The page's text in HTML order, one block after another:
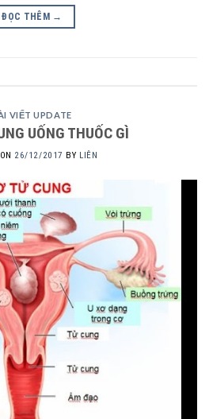
ĐỌC THÊM →
VIẾT UPDATE
UỐNG THUỐC GÌ
26/12/2017 BY LIÊN